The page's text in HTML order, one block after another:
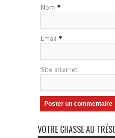
Nom *
Email *
Site internet
VOTRE CHASSE AU